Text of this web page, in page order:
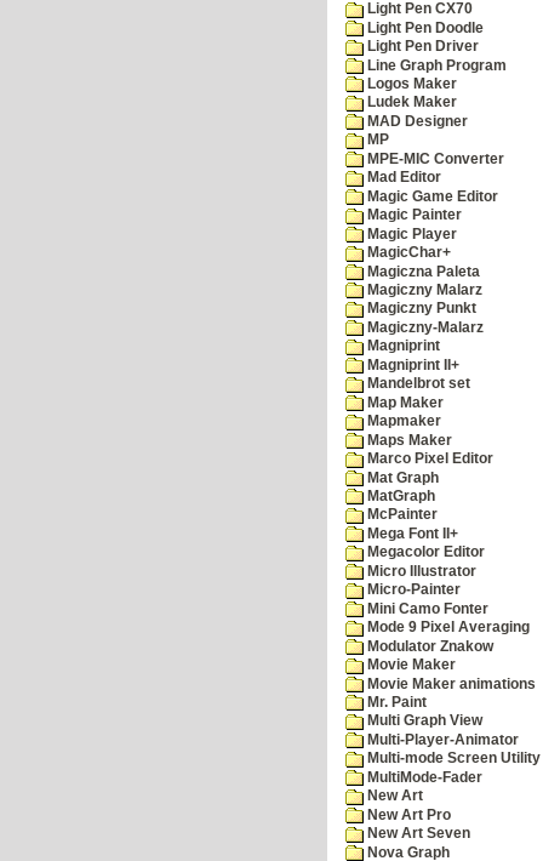
Light Pen CX70
Light Pen Doodle
Light Pen Driver
Line Graph Program
Logos Maker
Ludek Maker
MAD Designer
MP
MPE-MIC Converter
Mad Editor
Magic Game Editor
Magic Painter
Magic Player
MagicChar+
Magiczna Paleta
Magiczny Malarz
Magiczny Punkt
Magiczny-Malarz
Magniprint
Magniprint II+
Mandelbrot set
Map Maker
Mapmaker
Maps Maker
Marco Pixel Editor
Mat Graph
MatGraph
McPainter
Mega Font II+
Megacolor Editor
Micro Illustrator
Micro-Painter
Mini Camo Fonter
Mode 9 Pixel Averaging
Modulator Znakow
Movie Maker
Movie Maker animations
Mr. Paint
Multi Graph View
Multi-Player-Animator
Multi-mode Screen Utility
MultiMode-Fader
New Art
New Art Pro
New Art Seven
Nova Graph